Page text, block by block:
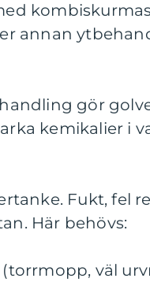
annan
gör
kemikalier i
Fukt, fel
Här behövs:
väl